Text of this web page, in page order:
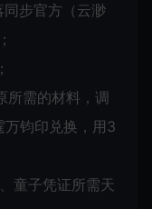
同步官方（云渺
所需的材料，调
万钧印兑换，用3
童子凭证所需天